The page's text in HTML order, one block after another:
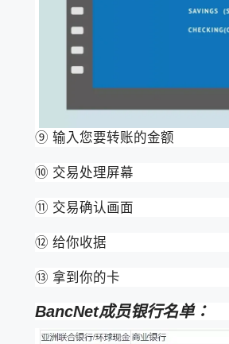
⑨ 输入您要转账的金额
⑩ 交易处理屏幕
⑪ 交易确认画面
⑫ 给你收据
⑬ 拿到你的卡
BancNet成员银行名单：